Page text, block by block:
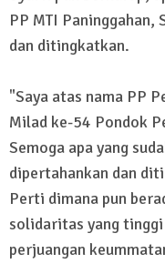
PP MTI
dan ditingkatkan.
"Saya atas nama PP
Milad ke-54 Pondok
Semoga apa yang
dipertahankan dan
Perti dimana pun
solidaritas yang
perjuangan